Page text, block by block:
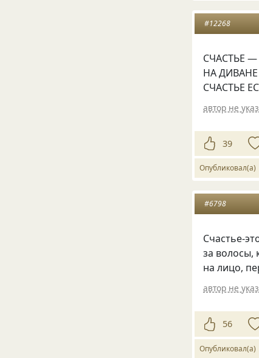
#12268
СЧАСТЬЕ
НА
СЧАСТЬЕ
автор не
39
Опубликовал(а)
#6798
Счастье-
за волосы,
на лицо,
автор не
56
Опубликовал(а)